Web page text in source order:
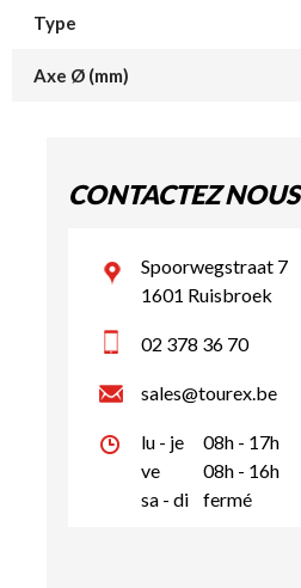
Type
Axe Ø (mm)
CONTACTEZ NOUS
Spoorwegstraat 7
1601 Ruisbroek
02 378 36 70
sales@tourex.be
lu - je
08h - 17h
ve
08h - 16h
sa - di
fermé